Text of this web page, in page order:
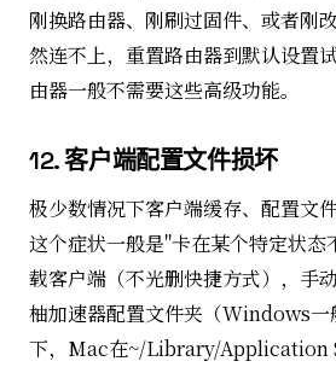
刚换路由器、刚刷过固件、或者刚
然连不上，重置路由器到默认设置
由器一般不需要这些高级功能。
12. 客户端配置文件损坏
极少数情况下客户端缓存、配置文
这个症状一般是"卡在某个特定状态
载客户端（不光删快捷方式），手
柚加速器配置文件夹（Windows一
下，Mac在~/Library/Application